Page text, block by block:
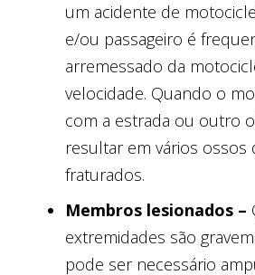
um acidente de
e/ou passageiro é
arremessado da
velocidade. Quando o
com a estrada ou outro
resultar em vários ossos
fraturados.
Membros lesionados –
extremidades são
pode ser necessário